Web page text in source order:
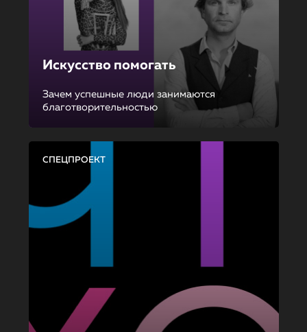
Искусство помогать
Зачем успешные люди занимаются
благотворительностью
СПЕЦПРОЕКТ